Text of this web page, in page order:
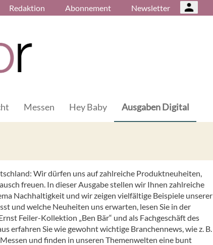
Redaktion Abonnement Newsletter
Messen Hey Baby Ausgaben Digital
Wir dürfen uns auf zahlreiche Produktneuheiten,
freuen. In dieser Ausgabe stellen wir Ihnen zahlreiche
Nachhaltigkeit und wir zeigen vielfältige Beispiele unserer
und welche Neuheiten uns erwarten, lesen Sie in der
Feiler-Kollektion „Ben Bär“ und als Fachgeschäft des
erfahren Sie wie gewohnt wichtige Branchennews, wie z. B.
und finden in unseren Themenwelten eine bunt